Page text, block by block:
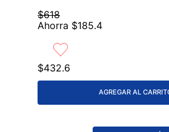
$618
Ahorra $185.4
$432.6
AGREGAR AL